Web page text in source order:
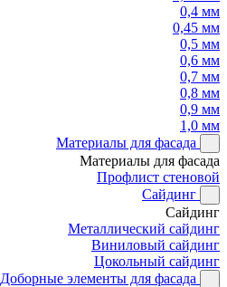
0,4 мм
0,45 мм
0,5 мм
0,6 мм
0,7 мм
0,8 мм
0,9 мм
1,0 мм
Материалы для фасада
Материалы для фасада
Профлист стеновой
Сайдинг
Сайдинг
Металлический сайдинг
Виниловый сайдинг
Цокольный сайдинг
Доборные элементы для фасада